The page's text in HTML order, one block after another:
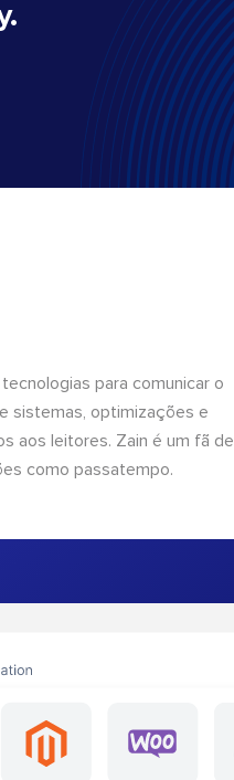
para comunicar o
sistemas, optimizações e
aos leitores. Zain é um fã de
como passatempo.